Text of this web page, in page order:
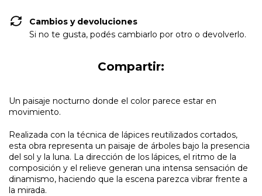
Cambios y devoluciones
Si no te gusta, podés cambiarlo por otro o devolverlo.
Compartir:
Un paisaje nocturno donde el color parece estar en
movimiento.
Realizada con la técnica de lápices reutilizados cortados,
esta obra representa un paisaje de árboles bajo la presencia
del sol y la luna. La dirección de los lápices, el ritmo de la
composición y el relieve generan una intensa sensación de
dinamismo, haciendo que la escena parezca vibrar frente a
la mirada.